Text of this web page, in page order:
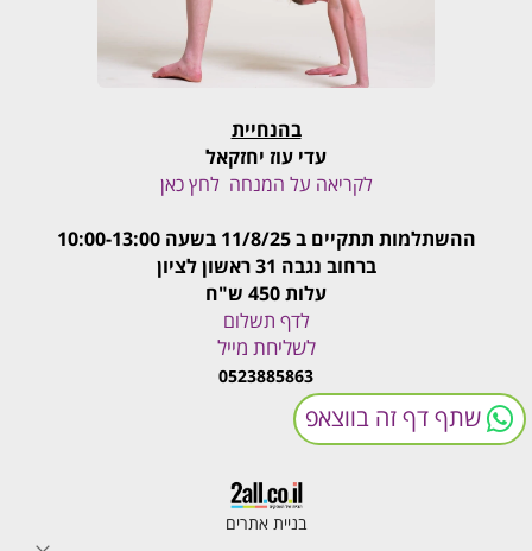
בהנחיית
עדי עוז יחזקאל
לקריאה על המנחה לחץ כאן
ההשתלמות תתקיים ב 11/8/25 בשעה 10:00-13:00
ברחוב נגבה 31
ראשון לציון
עלות 450 ש"ח
לדף תשלום
לשליחת מייל
0523885863
שתף דף זה בווצאפ
בניית אתרים